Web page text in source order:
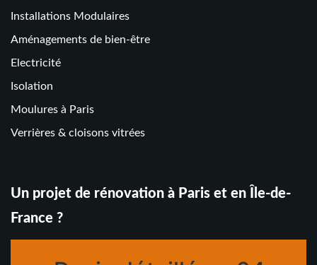
Installations Modulaires
Aménagements de bien-être
Electricité
Isolation
Moulures à Paris
Verrières & cloisons vitrées
Un projet de rénovation à Paris et en Île-de-
France ?